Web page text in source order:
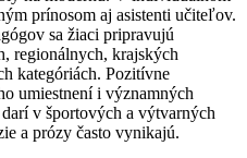
prínosom aj asistenti učiteľov.
sa žiaci pripravujú
regionálnych, krajských
kategóriách. Pozitívne
umiestnení i významných
v športových a výtvarných
a prózy často vynikajú.